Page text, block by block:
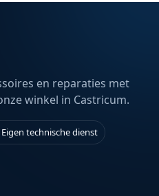
en reparaties met
winkel in Castricum.
technische dienst